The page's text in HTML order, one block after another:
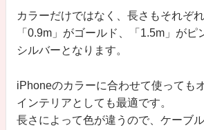
カラーだけではなく、長さもそれぞれ
「0.9m」がゴールド、「1.5m」がピ
シルバーとなります。
iPhoneのカラーに合わせて使っても
インテリアとしても最適です。
長さによって色が違うので、ケーブ